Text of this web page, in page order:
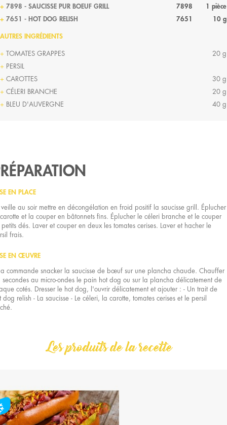
7898 - SAUCISSE PUR BOEUF GRILL
7898
1 pièce
7651 - HOT DOG RELISH
7651 10 g
AUTRES INGRÉDIENTS
TOMATES GRAPPES
20 g
PERSIL
CAROTTES
30 g
CÉLERI BRANCHE
20 g
BLEU D'AUVERGNE
40 g
EN PLACE
veille au soir mettre en décongélation en froid positif la saucisse grill. Éplucher
et la couper en bâtonnets fins. Éplucher le céleri branche et le couper
petits dés. Laver et couper en deux les tomates cerises. Laver et hacher le
frais.
EN ŒUVRE
commande snacker la saucisse de bœuf sur une plancha chaude. Chauffer
secondes au micro-ondes le pain hot dog ou sur la plancha délicatement de
cotés. Dresser le hot dog, l'ouvrir délicatement et ajouter : - Un trait de
dog relish - La saucisse - Le céleri, la carotte, tomates cerises et le persil
Les produits de la recette